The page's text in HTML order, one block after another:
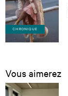
CHRONIQUE
Vous aimerez